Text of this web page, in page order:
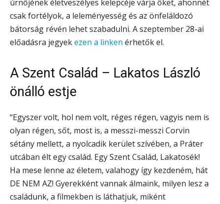
úrnőjének életveszélyes kelepcéje várja őket, ahonnét
csak fortélyok, a leleményesség és az önfeláldozó
bátorság révén lehet szabadulni. A szeptember 28-ai
előadásra jegyekezen a linken érhetők el.
A Szent Család – Lakatos László
önálló estje
“Egyszer volt, hol nem volt, réges régen, vagyis nem is
olyan régen, sőt, most is, a messzi-messzi Corvin
sétány mellett, a nyolcadik kerület szívében, a Práter
utcában élt egy család. Egy Szent Család, Lakatosék!
Ha mese lenne az életem, valahogy így kezdeném, hát
DE NEM AZ! Gyerekként vannak álmaink, milyen lesz a
családunk, a filmekben is láthatjuk, miként